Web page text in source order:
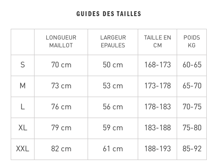
GUIDES DES TAILLES
LONGUEUR
MAILLOT
LARGEUR
EPAULES
TAILLE EN
CM
POIDS
KG
S 70 cm 50 cm 168-173 60-65
M 73 cm 53 cm 173-178 65-70
L 76 cm 56 cm 178-183 70-75
XL 79 cm 59 cm 183-188 75-80
XXL 82 cm 61 cm 188-193 85-92